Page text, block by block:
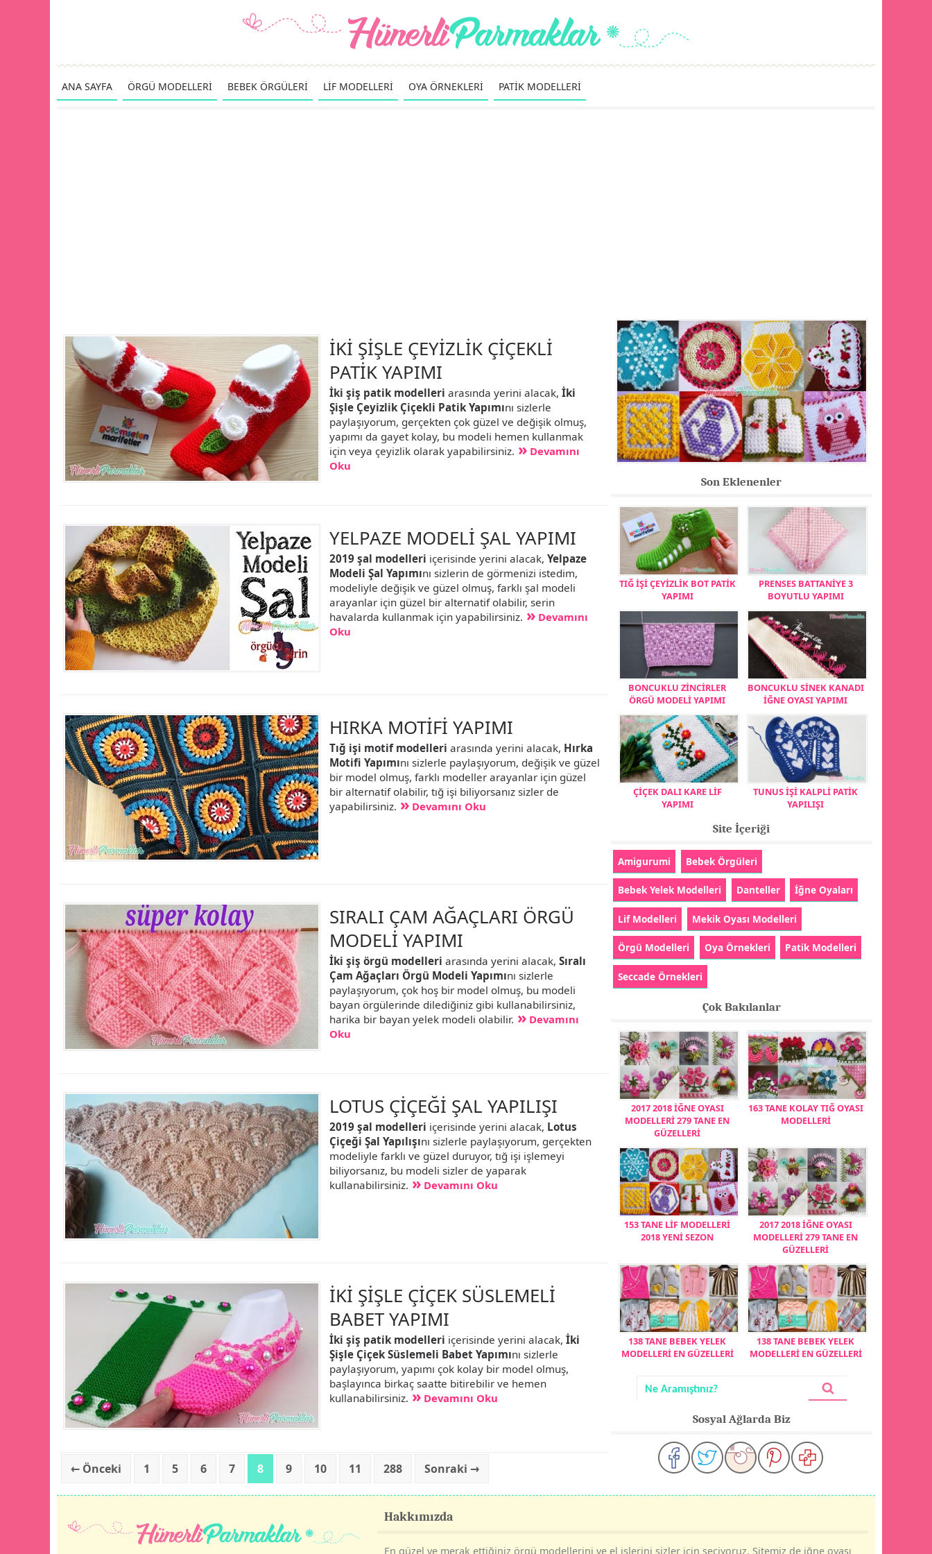
ANA SAYFA ÖRGÜ MODELLERİ BEBEK ÖRGÜLERİ LİF MODELLERİ OYA ÖRNEKLERİ PATİK MODELLERİ
İKİ ŞİŞLE ÇEYİZLİK ÇİÇEKLİ
PATİK YAPIMI
İki şiş patik modelleri arasında yerini alacak, İki
Şişle Çeyizlik Çiçekli Patik Yapımını sizlerle
paylaşıyorum, gerçekten çok güzel ve değişik olmuş,
yapımı da gayet kolay, bu modeli hemen kullanmak
için veya çeyizlik olarak yapabilirsiniz.
Devamını
Oku
YELPAZE MODELİ ŞAL YAPIMI
2019 şal modelleri içerisinde yerini alacak, Yelpaze
Modeli Şal Yapımını sizlerin de görmenizi istedim,
modeliyle değişik ve güzel olmuş, farklı şal modeli
arayanlar için güzel bir alternatif olabilir, serin
havalarda kullanmak için yapabilirsiniz.
Devamını
Oku
HIRKA MOTİFİ YAPIMI
Tığ işi motif modelleri arasında yerini alacak, Hırka
Motifi Yapımını sizlerle paylaşıyorum, değişik ve güzel
bir model olmuş, farklı modeller arayanlar için güzel
bir alternatif olabilir, tığ işi biliyorsanız sizler de
yapabilirsiniz.
Devamını Oku
SIRALI ÇAM AĞAÇLARI ÖRGÜ
MODELİ YAPIMI
İki şiş örgü modelleri arasında yerini alacak, Sıralı
Çam Ağaçları Örgü Modeli Yapımını sizlerle
paylaşıyorum, çok hoş bir model olmuş, bu modeli
bayan örgülerinde dilediğiniz gibi kullanabilirsiniz,
harika bir bayan yelek modeli olabilir.
Devamını
Oku
LOTUS ÇİÇEĞİ ŞAL YAPILIŞI
2019 şal modelleri içerisinde yerini alacak, Lotus
Çiçeği Şal Yapılışını sizlerle paylaşıyorum, gerçekten
modeliyle farklı ve güzel duruyor, tığ işi işlemeyi
biliyorsanız, bu modeli sizler de yaparak
kullanabilirsiniz.
Devamını Oku
İKİ ŞİŞLE ÇİÇEK SÜSLEMELİ
BABET YAPIMI
İki şiş patik modelleri içerisinde yerini alacak, İki
Şişle Çiçek Süslemeli Babet Yapımını sizlerle
paylaşıyorum, yapımı çok kolay bir model olmuş,
başlayınca birkaç saatte bitirebilir ve hemen
kullanabilirsiniz.
Devamını Oku
← Önceki 1 5 6 7 8 9 10 11 288 Sonraki →
Son Eklenenler
TIĞ İŞİ ÇEYİZLİK BOT PATİK
YAPIMI
PRENSES BATTANİYE 3
BOYUTLU YAPIMI
BONCUKLU ZİNCİRLER
ÖRGÜ MODELİ YAPIMI
BONCUKLU SİNEK KANADI
İĞNE OYASI YAPIMI
ÇİÇEK DALI KARE LİF
YAPIMI
TUNUS İŞİ KALPLİ PATİK
YAPILIŞI
Site İçeriği
Amigurumi Bebek Örgüleri
Bebek Yelek Modelleri Danteller İğne Oyaları
Lif Modelleri Mekik Oyası Modelleri
Örgü Modelleri Oya Örnekleri Patik Modelleri
Seccade Örnekleri
Çok Bakılanlar
2017 2018 İĞNE OYASI
MODELLERİ 279 TANE EN
GÜZELLERİ
163 TANE KOLAY TIĞ OYASI
MODELLERİ
153 TANE LİF MODELLERİ
2018 YENİ SEZON
2017 2018 İĞNE OYASI
MODELLERİ 279 TANE EN
GÜZELLERİ
138 TANE BEBEK YELEK
MODELLERİ EN GÜZELLERİ
138 TANE BEBEK YELEK
MODELLERİ EN GÜZELLERİ
Sosyal Ağlarda Biz
Hakkımızda
En güzel ve merak ettiğiniz örgü modellerini ve el işlerini sizler için seçiyoruz. Sitemiz de iğne oyası